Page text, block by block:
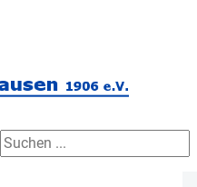
Suchen ...